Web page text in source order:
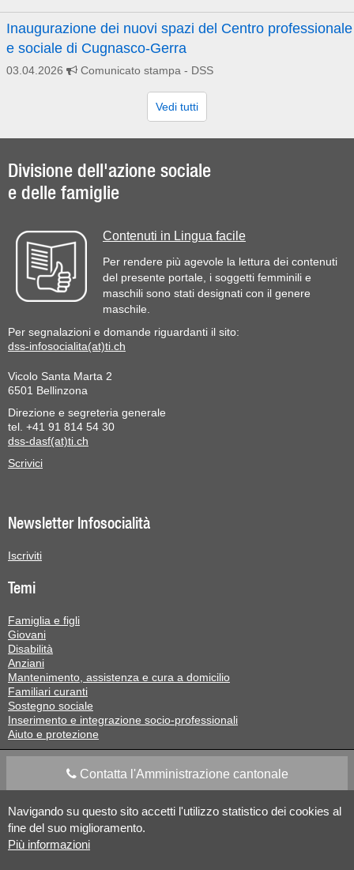
Navigando su questo sito accetti l'utilizzo statistico dei cookies al
fine del suo miglioramento.
Più informazioni
Inaugurazione dei nuovi spazi del Centro professionale
e sociale di Cugnasco-Gerra
03.04.2026 Comunicato stampa - DSS
Vedi tutti
Divisione dell'azione sociale
e delle famiglie
Contenuti in Lingua facile
Per rendere più agevole la lettura dei contenuti
del presente portale, i soggetti femminili e
maschili sono stati designati con il genere
maschile.
Per segnalazioni e domande riguardanti il sito:
dss-infosocialita(at)ti.ch
Vicolo Santa Marta 2
6501 Bellinzona
Direzione e segreteria generale
tel. +41 91 814 54 30
dss-dasf(at)ti.ch
Scrivici
Newsletter Infosocialità
Iscriviti
Temi
Famiglia e figli
Giovani
Disabilità
Anziani
Mantenimento, assistenza e cura a domicilio
Familiari curanti
Sostegno sociale
Inserimento e integrazione socio-professionali
Aiuto e protezione
Contatta l'Amministrazione cantonale
Apps Mobile Social media